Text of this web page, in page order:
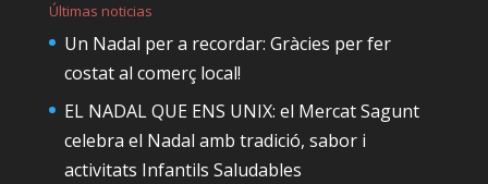
Últimas noticias
Un Nadal per a recordar: Gràcies per fer
costat al comerç local!
EL NADAL QUE ENS UNIX: el Mercat Sagunt
celebra el Nadal amb tradició, sabor i
activitats Infantils Saludables